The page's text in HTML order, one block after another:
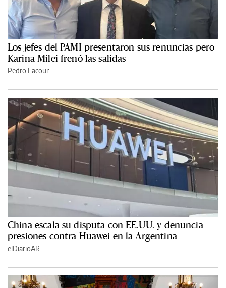
Los jefes del PAMI presentaron sus renuncias pero
Karina Milei frenó las salidas
Pedro Lacour
China escala su disputa con EE.UU. y denuncia
presiones contra Huawei en la Argentina
elDiarioAR